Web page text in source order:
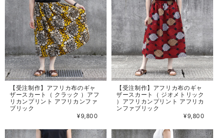
【受注制作】アフリカ布のギャ
ザースカート（ クラック ）アフ
リカンプリント アフリカンファ
ブリック
¥9,800
【受注制作】アフリカ布のギャ
ザースカート（ ジオメトリック
）アフリカンプリント アフリカ
ンファブリック
¥9,800